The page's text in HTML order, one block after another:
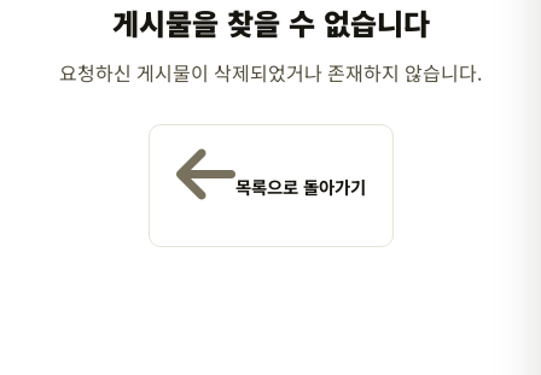
게시물을 찾을 수 없습니다
요청하신 게시물이 삭제되었거나 존재하지 않습니다.
목록으로 돌아가기